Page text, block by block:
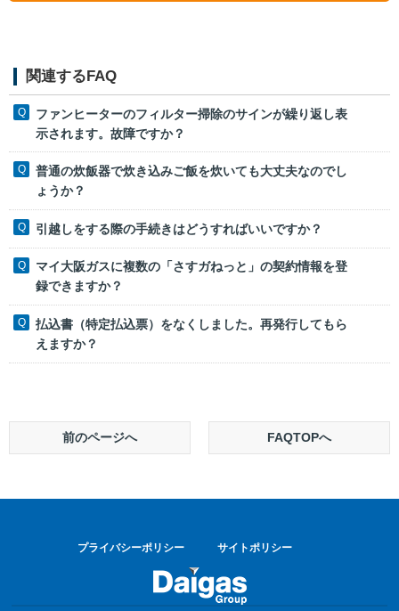
関連するFAQ
ファンヒーターのフィルター掃除のサインが繰り返し表
示されます。故障ですか？
普通の炊飯器で炊き込みご飯を炊いても大丈夫なのでし
ょうか？
引越しをする際の手続きはどうすればいいですか？
マイ大阪ガスに複数の「さすガねっと」の契約情報を登
録できますか？
払込書（特定払込票）をなくしました。再発行してもら
えますか？
前のページへ FAQTOPへ
プライバシーポリシー サイトポリシー